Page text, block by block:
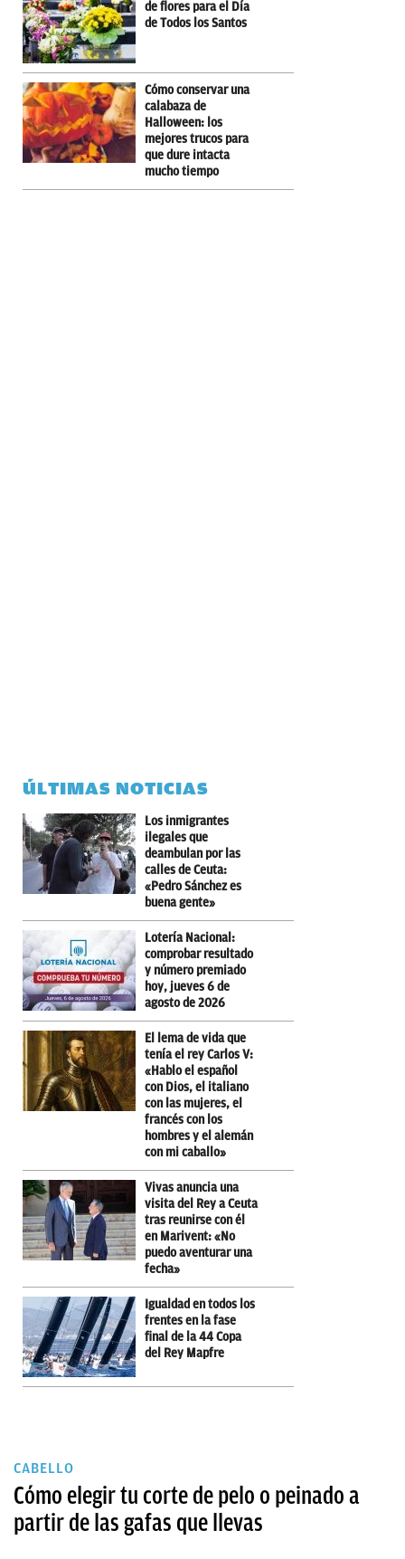
de flores para el Día
de Todos los Santos
Cómo conservar una
calabaza de
Halloween: los
mejores trucos para
que dure intacta
mucho tiempo
ÚLTIMAS NOTICIAS
Los inmigrantes
ilegales que
deambulan por las
calles de Ceuta:
«Pedro Sánchez es
buena gente»
Lotería Nacional:
comprobar resultado
y número premiado
hoy, jueves 6 de
agosto de 2026
El lema de vida que
tenía el rey Carlos V:
«Hablo el español
con Dios, el italiano
con las mujeres, el
francés con los
hombres y el alemán
con mi caballo»
Vivas anuncia una
visita del Rey a Ceuta
tras reunirse con él
en Marivent: «No
puedo aventurar una
fecha»
Igualdad en todos los
frentes en la fase
final de la 44 Copa
del Rey Mapfre
CABELLO
Cómo elegir tu corte de pelo o peinado a
partir de las gafas que llevas